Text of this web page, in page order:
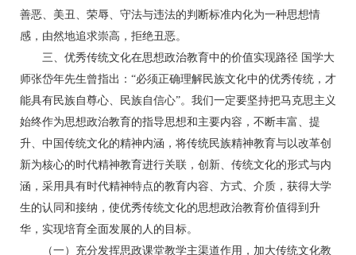
善恶、美丑、荣辱、守法与违法的判断标准内化为一种思想情
感，由然地追求崇高，拒绝丑恶。
三、优秀传统文化在思想政治教育中的价值实现路径 国学大
师张岱年先生曾指出：“必须正确理解民族文化中的优秀传统，才
能具有民族自尊心、民族自信心”。我们一定要坚持把马克思主义
始终作为思想政治教育的指导思想和主要内容，不断丰富、提
升、中国传统文化的精神内涵，将传统民族精神教育与以改革创
新为核心的时代精神教育进行关联，创新、传统文化的形式与内
涵，采用具有时代精神特点的教育内容、方式、介质，获得大学
生的认同和接纳，使优秀传统文化的思想政治教育价值得到升
华，实现培育全面发展的人的目标。
（一）充分发挥思政课堂教学主渠道作用，加大传统文化教